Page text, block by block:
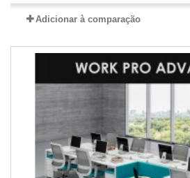
Adicionar à comparação